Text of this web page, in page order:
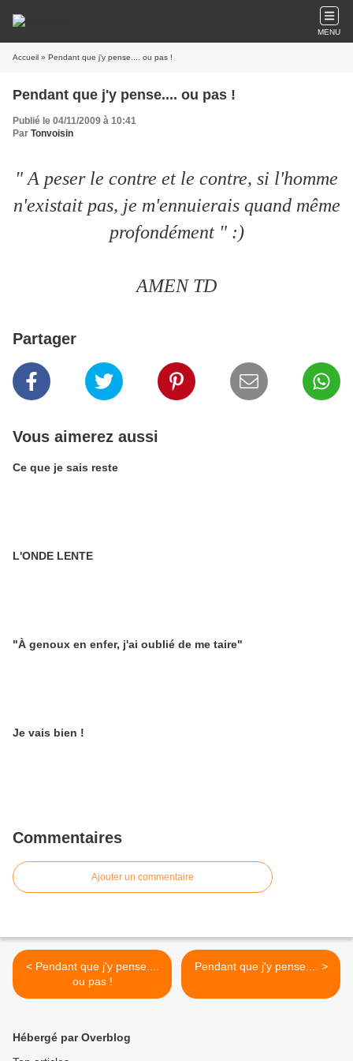
MENU
Accueil » Pendant que j'y pense.... ou pas !
Pendant que j'y pense.... ou pas !
Publié le 04/11/2009 à 10:41
Par Tonvoisin
" A peser le contre et le contre, si l'homme
n'existait pas, je m'ennuierais quand même
profondément " :)
AMEN TD
Partager
Vous aimerez aussi
Ce que je sais reste
L'ONDE LENTE
"À genoux en enfer, j'ai oublié de me taire"
Je vais bien !
Commentaires
Ajouter un commentaire
< Pendant que j'y pense....
ou pas !
Pendant que j'y pense.... >
Hébergé par Overblog